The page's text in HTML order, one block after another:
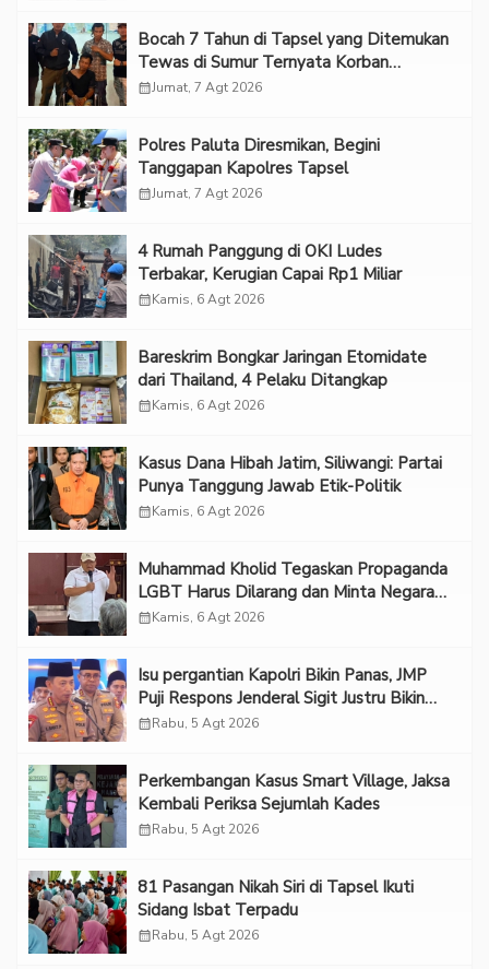
Bocah 7 Tahun di Tapsel yang Ditemukan
Tewas di Sumur Ternyata Korban
Kekerasan Seksual
calendar_monthJumat, 7 Agt 2026
Polres Paluta Diresmikan, Begini
Tanggapan Kapolres Tapsel
calendar_monthJumat, 7 Agt 2026
‎4 Rumah Panggung di OKI Ludes
Terbakar, Kerugian Capai Rp1 Miliar
calendar_monthKamis, 6 Agt 2026
Bareskrim Bongkar Jaringan Etomidate
dari Thailand, 4 Pelaku Ditangkap
calendar_monthKamis, 6 Agt 2026
Kasus Dana Hibah Jatim, Siliwangi: Partai
Punya Tanggung Jawab Etik-Politik
calendar_monthKamis, 6 Agt 2026
Muhammad Kholid Tegaskan Propaganda
LGBT Harus Dilarang dan Minta Negara
Melindungi Korban
calendar_monthKamis, 6 Agt 2026
Isu pergantian Kapolri Bikin Panas, JMP
Puji Respons Jenderal Sigit Justru Bikin
“Adem”
calendar_monthRabu, 5 Agt 2026
Perkembangan Kasus Smart Village, Jaksa
Kembali Periksa Sejumlah Kades
calendar_monthRabu, 5 Agt 2026
81 Pasangan Nikah Siri di Tapsel Ikuti
Sidang Isbat Terpadu
calendar_monthRabu, 5 Agt 2026